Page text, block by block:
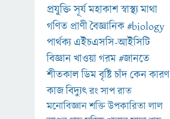
প্রযুক্তিসূর্যমহাকাশস্বাস্থ্যমাথা
গণিত প্রাণীবৈজ্ঞানিক#biology
পার্থক্য এইচএসসি-আইসিটি
বিজ্ঞানখাওয়াগরম#জানতে
শীতকালডিমবৃষ্টিচাঁদকেনকারণ
কাজবিদ্যুৎরংসাপরাত
মনোবিজ্ঞানশক্তিউপকারিতালাল